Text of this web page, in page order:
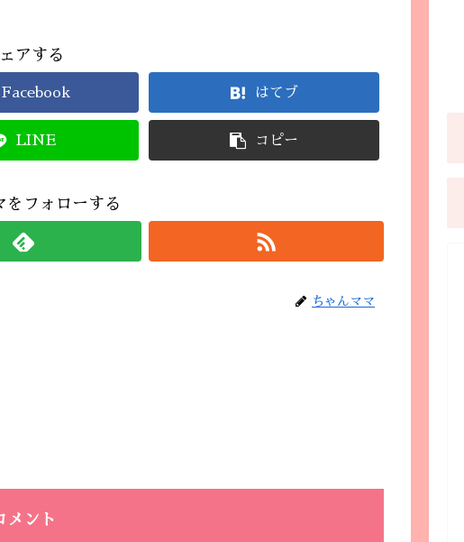
アする
Facebook はてブ
LINE コピー
をフォローする
ちゃんママ
メント